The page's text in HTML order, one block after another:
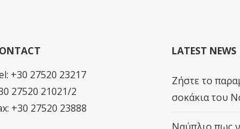
+30 27520 23217
27520 21021/2
+30 27520 23888
LATEST NEWS
Ζήστε το
σοκάκια του